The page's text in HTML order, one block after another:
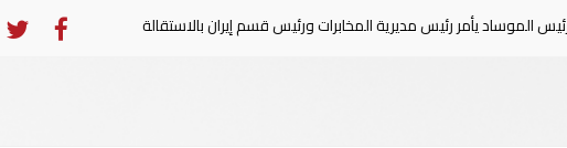
مديرية المخابرات ورئيس قسم إيران بالاستقالة السعودية تعلن إصابة 11 مدنيا في هجوم حوثي على نجران